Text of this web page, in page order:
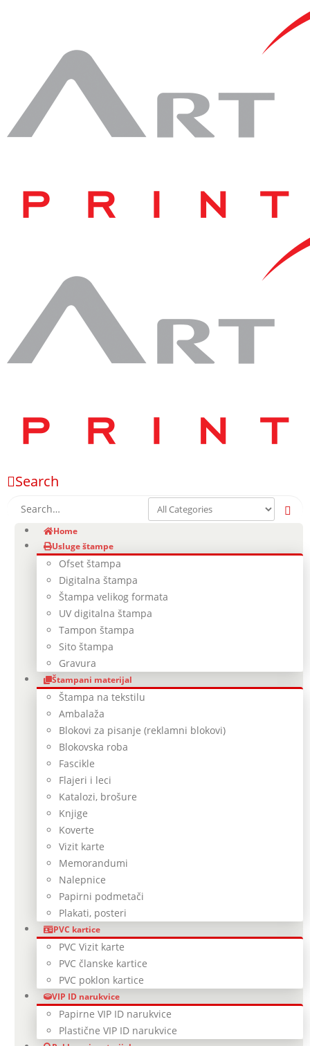
Search
Home
Usluge štampe
Ofset štampa
Digitalna štampa
Štampa velikog formata
UV digitalna štampa
Tampon štampa
Sito štampa
Gravura
Štampani materijal
Štampa na tekstilu
Ambalaža
Blokovi za pisanje (reklamni blokovi)
Blokovska roba
Fascikle
Flajeri i leci
Katalozi, brošure
Knjige
Koverte
Vizit karte
Memorandumi
Nalepnice
Papirni podmetači
Plakati, posteri
PVC kartice
PVC Vizit karte
PVC članske kartice
PVC poklon kartice
VIP ID narukvice
Papirne VIP ID narukvice
Plastične VIP ID narukvice